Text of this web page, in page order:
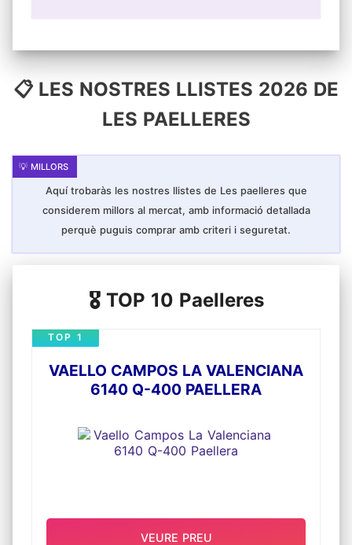
📋 LES NOSTRES LLISTES 2026 DE
LES PAELLERES
Aquí trobaràs les nostres llistes de Les paelleres que
considerem millors al mercat, amb informació detallada
perquè puguis comprar amb criteri i seguretat.
🎖️ TOP 10 Paelleres
VAELLO CAMPOS LA VALENCIANA
6140 Q-400 PAELLERA
TOP 1
VEURE PREU